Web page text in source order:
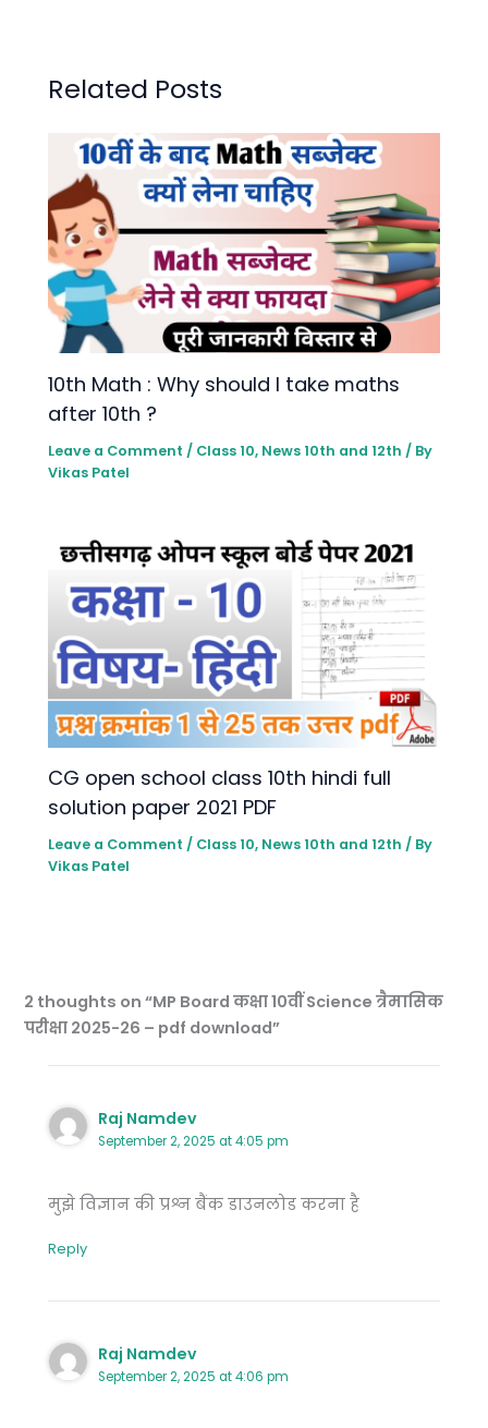
Related Posts
10th Math : Why should I take maths
after 10th ?
Leave a Comment / Class 10, News 10th and 12th / By
Vikas Patel
CG open school class 10th hindi full
solution paper 2021 PDF
Leave a Comment / Class 10, News 10th and 12th / By
Vikas Patel
2 thoughts on “MP Board कक्षा 10वीं Science त्रैमासिक
परीक्षा 2025-26 – pdf download”
Raj Namdev
September 2, 2025 at 4:05 pm
मुझे विज्ञान की प्रश्न बैंक डाउनलोड करना है
Reply
Raj Namdev
September 2, 2025 at 4:06 pm